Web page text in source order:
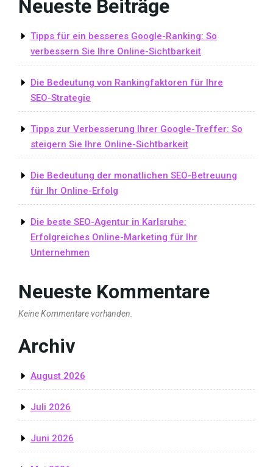
Neueste Beiträge
Tipps für ein besseres Google-Ranking: So
verbessern Sie Ihre Online-Sichtbarkeit
Die Bedeutung von Rankingfaktoren für Ihre
SEO-Strategie
Tipps zur Verbesserung Ihrer Google-Treffer: So
steigern Sie Ihre Online-Sichtbarkeit
Die Bedeutung der monatlichen SEO-Betreuung
für Ihr Online-Erfolg
Die beste SEO-Agentur in Karlsruhe:
Erfolgreiches Online-Marketing für Ihr
Unternehmen
Neueste Kommentare
Keine Kommentare vorhanden.
Archiv
August 2026
Juli 2026
Juni 2026